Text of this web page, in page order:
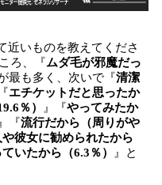
近いものを教えてくださ
ろ、『ムダ毛が邪魔だっ
最も多く、次いで『清潔
エチケットだと思ったか
％） 』『やってみたか
』『流行だから（周りがや
彼女に勧められたから
いたから（6.3％）
』と